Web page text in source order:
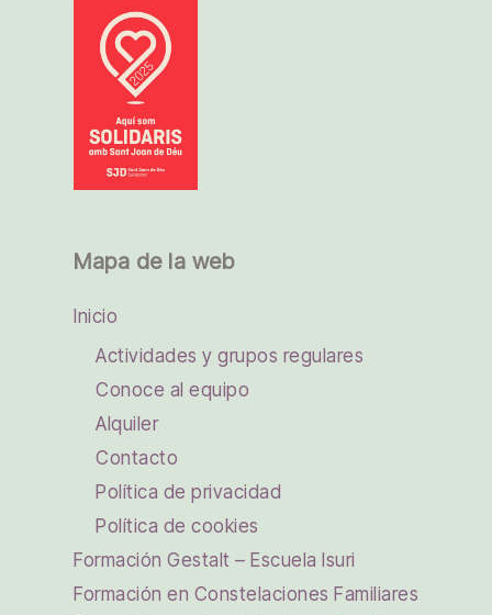
Mapa de la web
Inicio
Actividades y grupos regulares
Conoce al equipo
Alquiler
Contacto
Política de privacidad
Política de cookies
Formación Gestalt – Escuela Isuri
Formación en Constelaciones Familiares